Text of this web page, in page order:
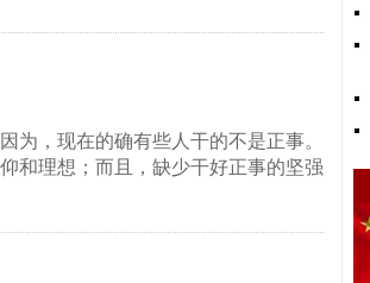
为，现在的确有些人干的不是正事。
和理想；而且，缺少干好正事的坚强